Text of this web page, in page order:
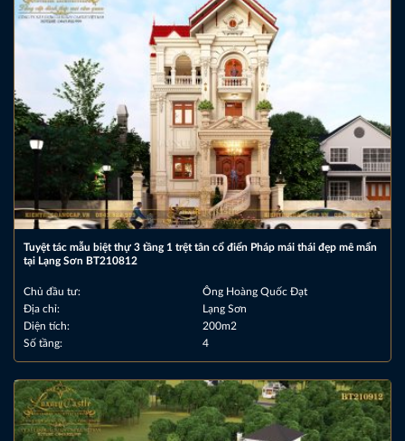
Tuyệt tác mẫu biệt thự 3 tầng 1 trệt tân cổ điển Pháp mái thái đẹp mê mẩn
tại Lạng Sơn BT210812
Chủ đầu tư:
Ông Hoàng Quốc Đạt
Địa chỉ:
Lạng Sơn
Diện tích:
200m2
Số tầng:
4